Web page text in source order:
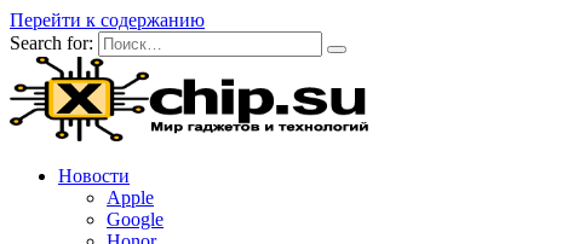
Перейти к содержанию
Search for:
Новости
Apple
Google